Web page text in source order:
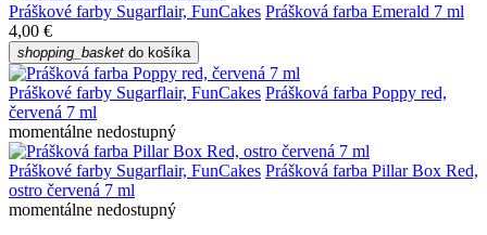
Práškové farby Sugarflair, FunCakes Prášková farba Emerald 7 ml
4,00 €
shopping_basket do košíka
Práškové farby Sugarflair, FunCakes Prášková farba Poppy red,
červená 7 ml
momentálne nedostupný
Práškové farby Sugarflair, FunCakes Prášková farba Pillar Box Red,
ostro červená 7 ml
momentálne nedostupný